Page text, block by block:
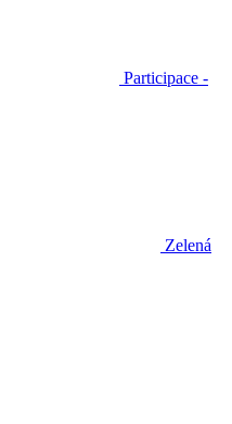
Participace -
Zelená